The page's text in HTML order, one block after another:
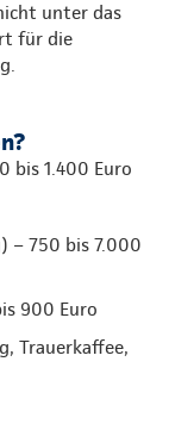
unter das
für die
bis 1.400 Euro
– 750 bis 7.000
900 Euro
Trauerkaffee,